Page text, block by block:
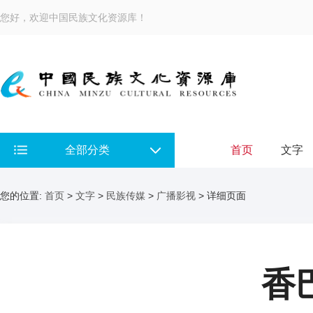
您好，欢迎中国民族文化资源库！
全部分类 首页 文字
您的位置: 首页 > 文字 > 民族传媒 > 广播影视 > 详细页面
香